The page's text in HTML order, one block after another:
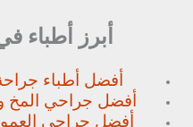
أبرز أطباء
أفضل أطباء
أفضل جراحي المخ
أفضل جراحي